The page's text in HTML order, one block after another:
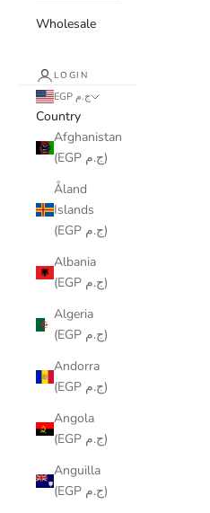
Wholesale
LOGIN
EGP ج.م
Country
Afghanistan
(EGP ج.م)
Åland
Islands
(EGP ج.م)
Albania
(EGP ج.م)
Algeria
(EGP ج.م)
Andorra
(EGP ج.م)
Angola
(EGP ج.م)
Anguilla
(EGP ج.م)